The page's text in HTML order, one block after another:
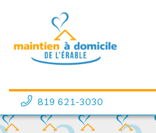
819 621-3030